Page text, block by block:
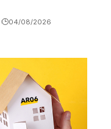
04/08/2026